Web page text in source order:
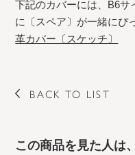
下記のカバーには、B6サ
に〔スペア〕が一緒にぴ
革カバー〔スケッチ〕
BACK TO LIST
この商品を見た人は